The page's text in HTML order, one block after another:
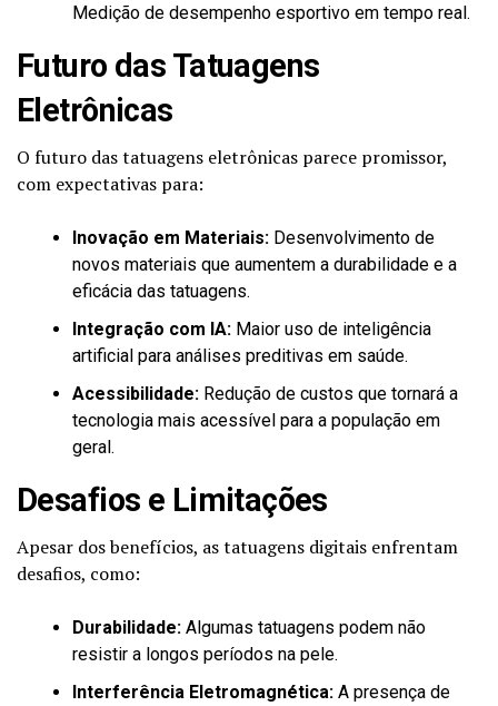
Medição de desempenho esportivo em tempo real.
Futuro das Tatuagens
Eletrônicas
O futuro das tatuagens eletrônicas parece promissor,
com expectativas para:
Inovação em Materiais: Desenvolvimento de
novos materiais que aumentem a durabilidade e a
eficácia das tatuagens.
Integração com IA: Maior uso de inteligência
artificial para análises preditivas em saúde.
Acessibilidade: Redução de custos que tornará a
tecnologia mais acessível para a população em
geral.
Desafios e Limitações
Apesar dos benefícios, as tatuagens digitais enfrentam
desafios, como:
Durabilidade: Algumas tatuagens podem não
resistir a longos períodos na pele.
Interferência Eletromagnética: A presença de